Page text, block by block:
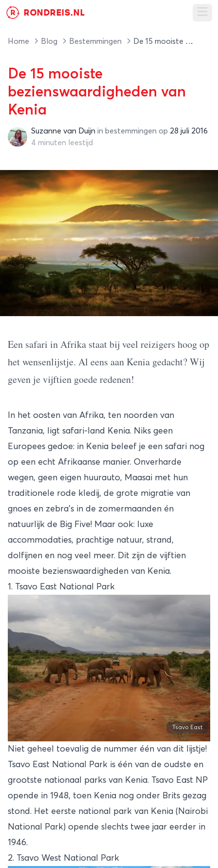
R RONDREIS.NL
Home Blog Bestemmingen De 15 mooiste bezienswaardigheden van Kenia
De 15 mooiste
bezienswaardigheden van
Kenia
Suzanne van Duijn
Suzanne van Duijn in bestemmingen op 28 juli 2016
4 minuten leestijd
Een safari in Afrika staat bij veel reizigers hoog op
het wensenlijstje. Al eens aan Kenia gedacht? Wij
geven je vijftien goede redenen!
In het oosten van Afrika, ten noorden van
Tanzania, ligt safari-land Kenia. Niks geen
Europees gedoe: in Kenia beleef je een safari nog
op een echt Afrikaanse manier. Onverharde
wegen, geen eigen huurauto, Maasai met hun
traditionele rode kledij, de grote migratie van
gnoes en zebra’s in de zomermaanden én
natuurlijk de Big Five! Maar ook: luxe
accommodaties, prachtige natuur, strand,
dolfijnen en nog veel meer. Dit zijn de vijftien
mooiste bezienswaardigheden van Kenia.
1. Tsavo East National Park
Tsavo East
Niet geheel toevalig de nummer één van dit lijstje!
Tsavo East National Park is één van de oudste en
grootste nationaal parks van Kenia. Tsavo East NP
opende in 1948, toen Kenia nog onder Brits gezag
stond. Het eerste national park van Kenia (Nairobi
National Park) opende slechts twee jaar eerder in
1946.
2. Tsavo West National Park